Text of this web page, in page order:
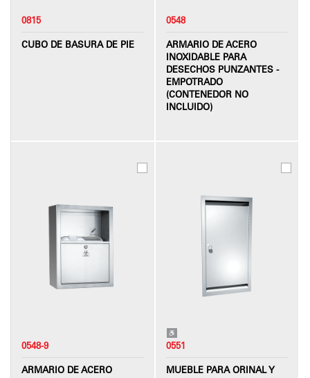
0815
CUBO DE BASURA DE PIE
0548
ARMARIO DE ACERO
INOXIDABLE PARA
DESECHOS PUNZANTES -
EMPOTRADO
(CONTENEDOR NO
INCLUIDO)
0548-9
ARMARIO DE ACERO
0551
MUEBLE PARA ORINAL Y